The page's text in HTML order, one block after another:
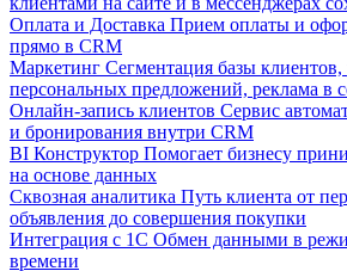
Оплата и Доставка Прием оплаты и
прямо в CRM
Маркетинг Сегментация базы клиентов,
персональных предложений, реклама в
Онлайн-запись клиентов Сервис
и бронирования внутри CRM
BI Конструктор Помогает бизнесу
на основе данных
Сквозная аналитика Путь клиента от
объявления до совершения покупки
Интеграция с 1С Обмен данными в
времени